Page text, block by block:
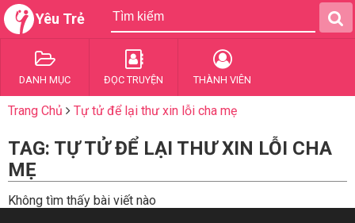
Yêu Trẻ
DANH MỤC ĐỌC TRUYỆN THÀNH VIÊN
Trang Chủ Tự tử để lại thư xin lỗi cha mẹ
TAG: TỰ TỬ ĐỂ LẠI THƯ XIN LỖI CHA
MẸ
Không tìm thấy bài viết nào